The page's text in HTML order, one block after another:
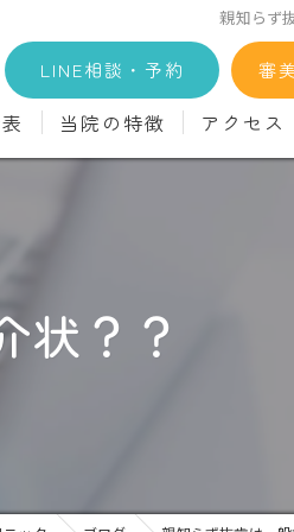
親知らず
LINE相談・予約 審
当院の特徴
クリーニング
アクセス
状？？